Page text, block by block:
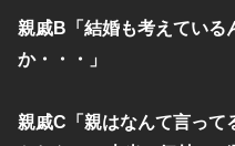
親戚B「結婚も考えている
か・・・」
親戚C「親はなんて言って